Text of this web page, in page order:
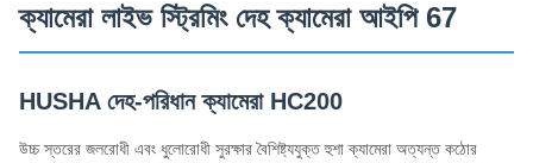
ক্যামেরা লাইভ স্ট্রিমিং দেহ ক্যামেরা আইপি 67
HUSHA দেহ-পরিধান ক্যামেরা HC200
উচ্চ স্তরের জলরোধী এবং ধুলোরোধী সুরক্ষার বৈশিষ্ট্যযুক্ত হুশা ক্যামেরা অত্যন্ত কঠোর